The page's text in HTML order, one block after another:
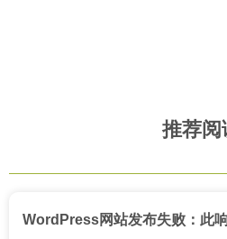
推荐阅
WordPress网站发布失败：此